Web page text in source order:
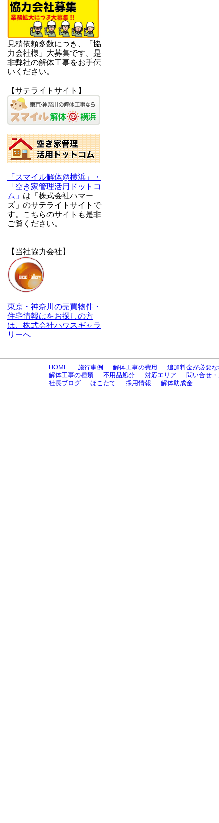
見積依頼多数につき、「協
力会社様」大募集です。是
非弊社の解体工事をお手伝
いください。
【サテライトサイト】
「スマイル解体@横浜」・
「空き家管理活用ドットコ
ム」 は「株式会社ハマー
ズ」のサテライトサイトで
す。こちらのサイトも是非
ご覧ください。
【当社協力会社】
東京・神奈川の売買物件・
住宅情報はをお探しの方
は、株式会社ハウスギャラ
リーへ
HOME 施行事例 解体工事の費用
追加料金が必要
解体工事の種類
不用品処分 対応エリア
問い合せ
社長ブログ
ほこたて 採用情報 解体助成金